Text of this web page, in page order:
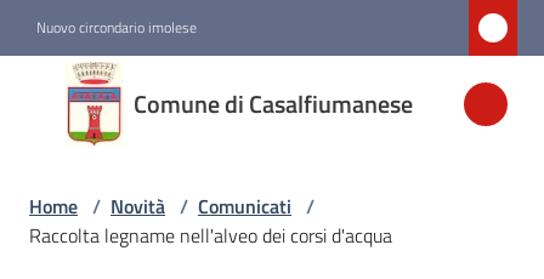
Nuovo circondario imolese
Comune di Casalfiumanese
Comune di
Casalfiumanese
Amministrazione
Home / Novità / Comunicati /
Raccolta legname nell'alveo dei corsi d'acqua